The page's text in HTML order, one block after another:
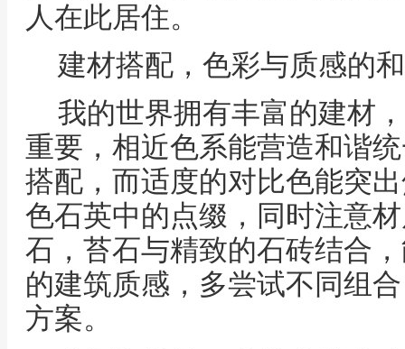
人在此居住。
建材搭配，色彩与质感的
我的世界拥有丰富的建材
重要，相近色系能营造和谐
搭配，而适度的对比色能突
色石英中的点缀，同时注意
石，苔石与精致的石砖结合
的建筑质感，多尝试不同组
方案。